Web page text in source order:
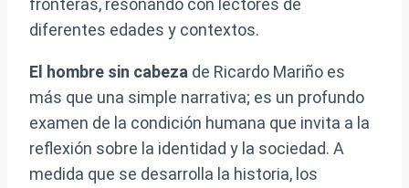
diferentes edades y contextos.
El hombre sin cabeza de Ricardo Mariño es
más que una simple narrativa; es un profundo
examen de la condición humana que invita a la
reflexión sobre la identidad y la sociedad. A
medida que se desarrolla la historia, los